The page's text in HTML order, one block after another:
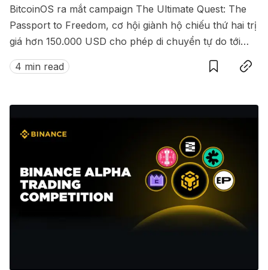
BitcoinOS ra mắt campaign The Ultimate Quest: The
Passport to Freedom, cơ hội giành hộ chiếu thứ hai trị
giá hơn 150.000 USD cho phép di chuyển tự do tới
hàng loạt quốc gia không cần visa.
4 min read
SaveCopy link